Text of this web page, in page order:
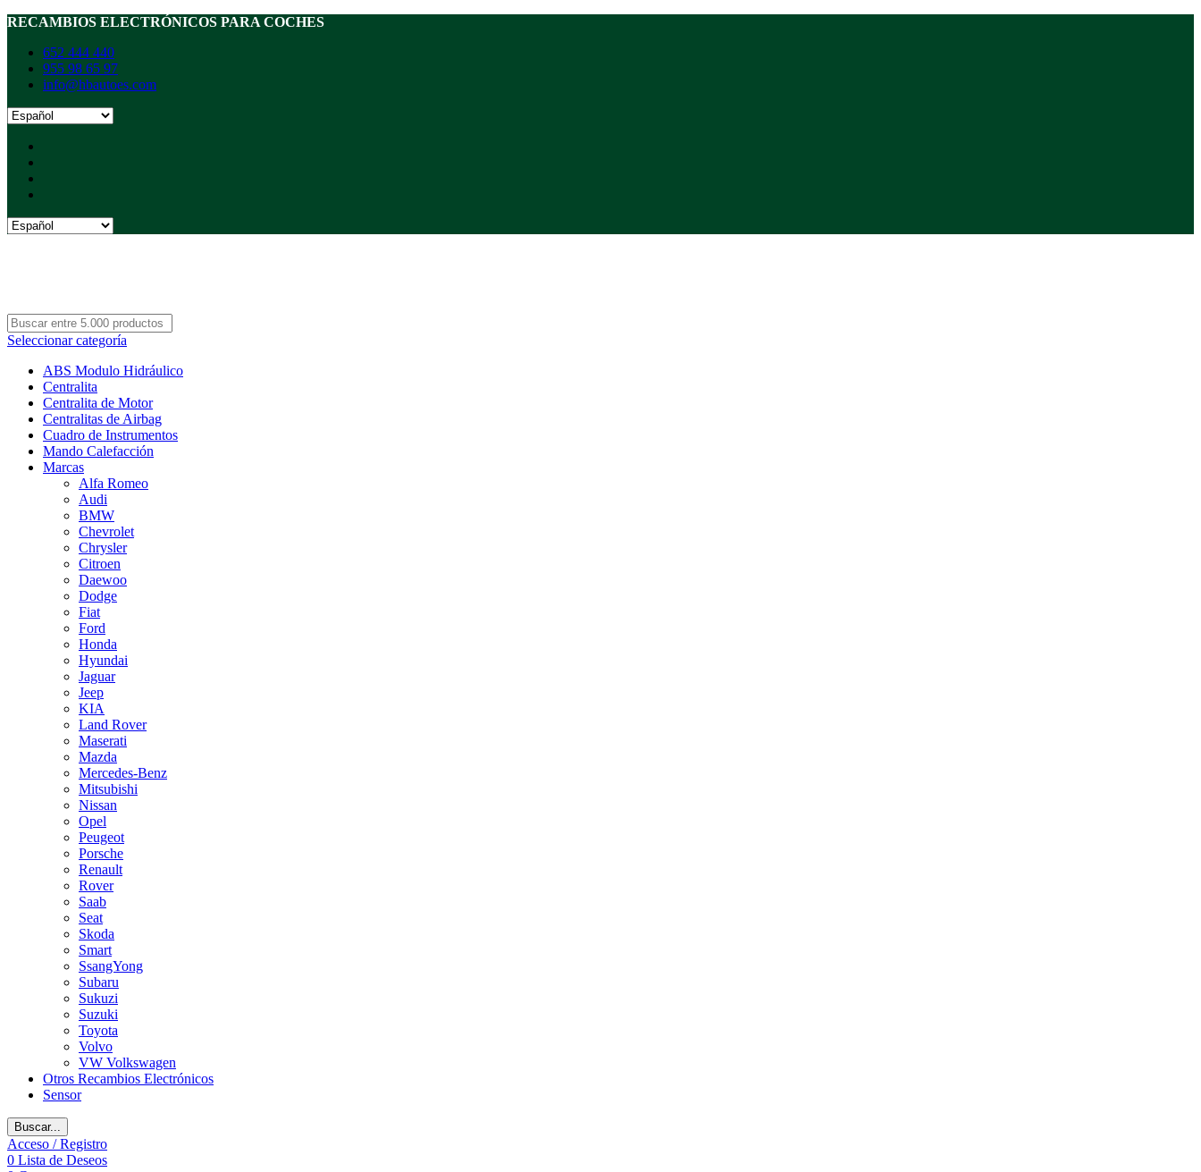
RECAMBIOS ELECTRÓNICOS PARA COCHES
652 444 440
955 98 65 97
info@hbautoes.com
Seleccionar categoría
ABS Modulo Hidráulico
Centralita
Centralita de Motor
Centralitas de Airbag
Cuadro de Instrumentos
Mando Calefacción
Marcas
Alfa Romeo
Audi
BMW
Chevrolet
Chrysler
Citroen
Daewoo
Dodge
Fiat
Ford
Honda
Hyundai
Jaguar
Jeep
KIA
Land Rover
Maserati
Mazda
Mercedes-Benz
Mitsubishi
Nissan
Opel
Peugeot
Porsche
Renault
Rover
Saab
Seat
Skoda
Smart
SsangYong
Subaru
Sukuzi
Suzuki
Toyota
Volvo
VW Volkswagen
Otros Recambios Electrónicos
Sensor
Buscar...
Acceso / Registro
0 Lista de Deseos